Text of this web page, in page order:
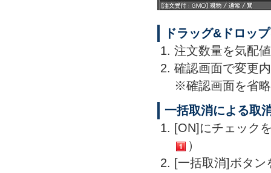
ドラッグ&ドロッ
注文数量を気配
確認画面で変更
※確認画面を省
一括取消による取
[ON]にチェック
）
[一括取消]ボタ